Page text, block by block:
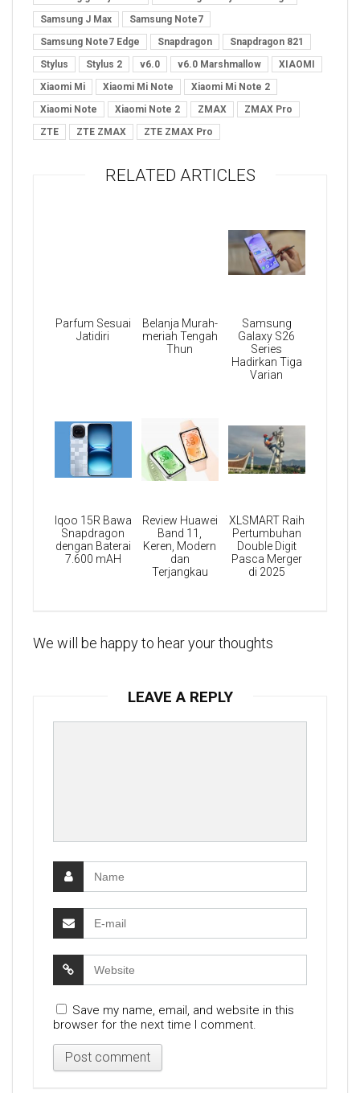
Samsung J Max
Samsung Note7
Samsung Note7 Edge
Snapdragon
Snapdragon 821
Stylus
Stylus 2 v6.0 v6.0 Marshmallow
XIAOMI
Xiaomi Mi
Xiaomi Mi Note
Xiaomi Mi Note 2
Xiaomi Note
Xiaomi Note 2 ZMAX
ZMAX Pro
ZTE
ZTE ZMAX ZTE ZMAX Pro
RELATED ARTICLES
Parfum Sesuai
Jatidiri
Belanja Murah-
meriah Tengah
Thun
Samsung
Galaxy S26
Series
Hadirkan Tiga
Varian
Iqoo 15R Bawa
Snapdragon
dengan Baterai
7.600 mAH
Review Huawei
Band 11,
Keren, Modern
dan
Terjangkau
XLSMART Raih
Pertumbuhan
Double Digit
Pasca Merger
di 2025
We will be happy to hear your thoughts
LEAVE A REPLY
Save my name, email, and website in this
browser for the next time I comment.